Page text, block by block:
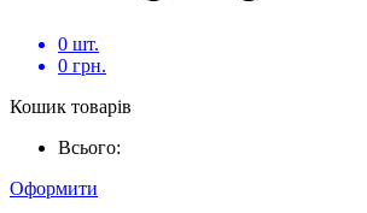
0 шт.
0 грн.
Кошик товарів
Всього:
Оформити